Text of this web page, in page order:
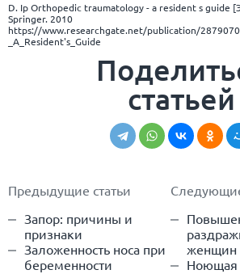
D. Ip Orthopedic traumatology - a resident s guide
Springer. 2010
https://www.researchgate.net/publication/
_A_Resident's_Guide
статьей
Предыдущие статьи
Запор: причины и
признаки
Заложенность носа при
беременности
женщин
Ноющая